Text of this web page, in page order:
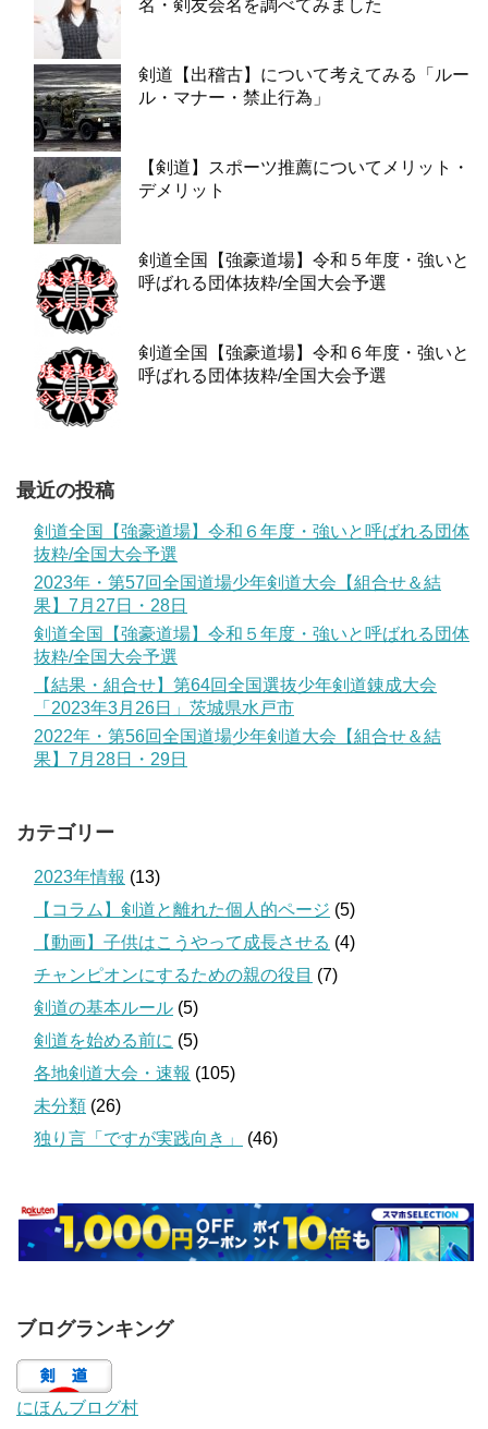
名・剣友会名を調べてみました
剣道【出稽古】について考えてみる「ルー
ル・マナー・禁止行為」
【剣道】スポーツ推薦についてメリット・
デメリット
剣道全国【強豪道場】令和５年度・強いと
呼ばれる団体抜粋/全国大会予選
剣道全国【強豪道場】令和６年度・強いと
呼ばれる団体抜粋/全国大会予選
最近の投稿
剣道全国【強豪道場】令和６年度・強いと呼ばれる団体
抜粋/全国大会予選
2023年・第57回全国道場少年剣道大会【組合せ＆結
果】7月27日・28日
剣道全国【強豪道場】令和５年度・強いと呼ばれる団体
抜粋/全国大会予選
【結果・組合せ】第64回全国選抜少年剣道錬成大会
「2023年3月26日」茨城県水戸市
2022年・第56回全国道場少年剣道大会【組合せ＆結
果】7月28日・29日
カテゴリー
2023年情報 (13)
【コラム】剣道と離れた個人的ページ (5)
【動画】子供はこうやって成長させる (4)
チャンピオンにするための親の役目 (7)
剣道の基本ルール (5)
剣道を始める前に (5)
各地剣道大会・速報 (105)
未分類 (26)
独り言「ですが実践向き」
(46)
ブログランキング
にほんブログ村